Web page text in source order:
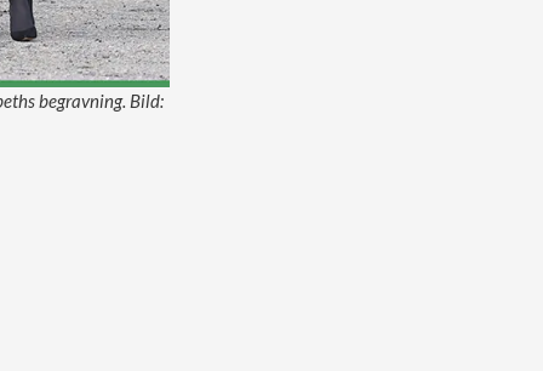
begravning. Bild: